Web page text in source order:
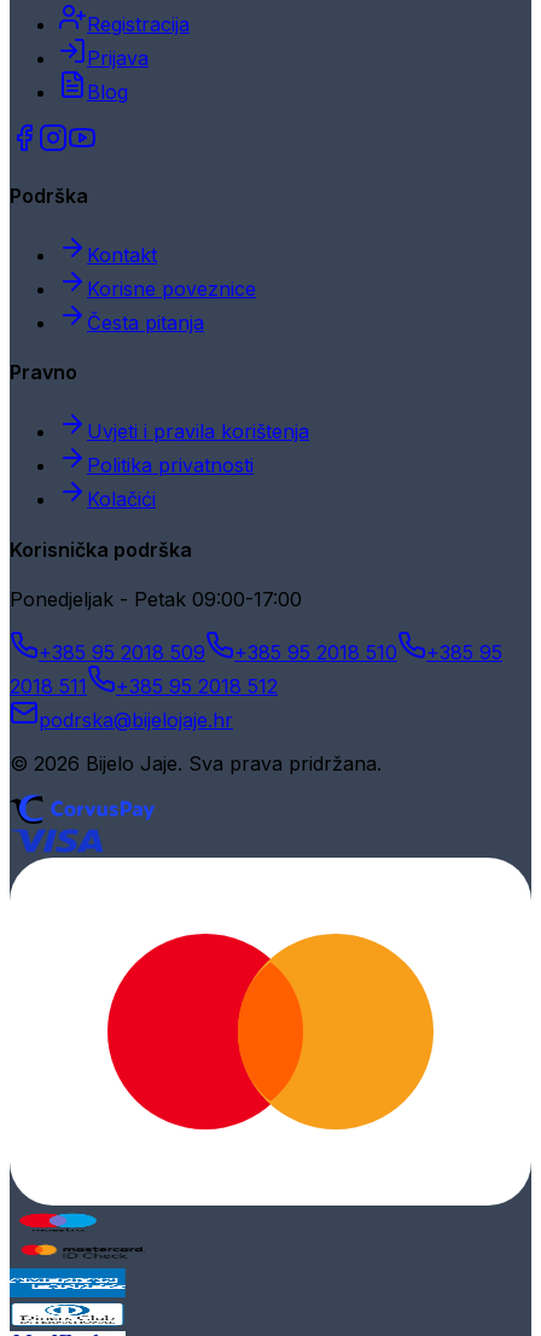
Registracija
Prijava
Blog
Podrška
Kontakt
Korisne poveznice
Česta pitanja
Pravno
Uvjeti i pravila korištenja
Politika privatnosti
Kolačići
Korisnička podrška
Ponedjeljak - Petak 09:00-17:00
+385 95 2018 509 +385 95 2018 510
+385 95
2018 511
+385 95 2018 512
podrska@bijelojaje.hr
© 2026 Bijelo Jaje. Sva prava pridržana.